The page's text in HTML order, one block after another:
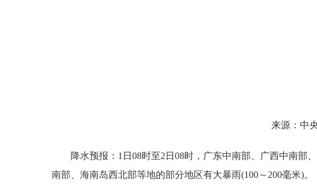
来源：中央
降水预报：1日08时至2日08时，广东中南部、广西中南部
南部、海南岛西北部等地的部分地区有大暴雨(100～200毫米)。